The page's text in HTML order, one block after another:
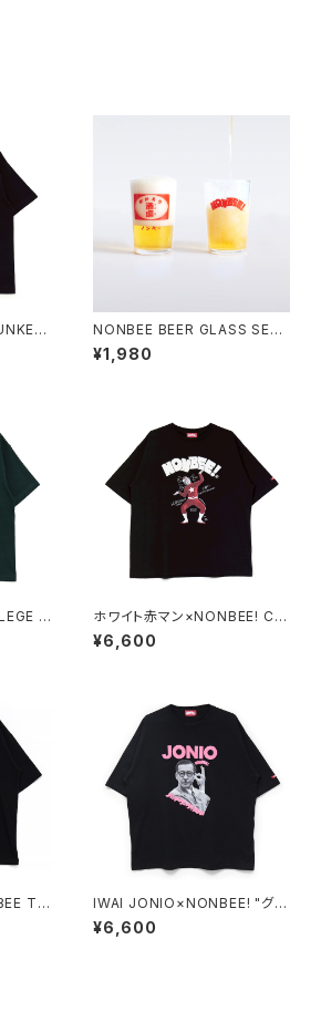
NONBEE BEER GLASS SET
(okaeri/nonbee)
¥1,980
T
ホワイト赤マン×NONBEE! CO
LLABORATION TEE black/
white
¥6,600
Tシ
IWAI JONIO×NONBEE! "グッ
チバー" TEE black
¥6,600